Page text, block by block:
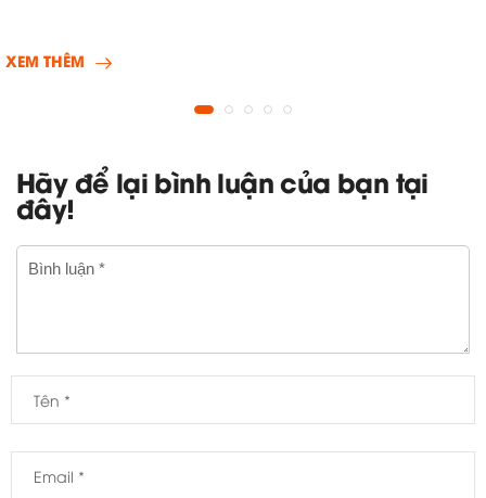
XEM THÊM
Hãy để lại bình luận của bạn tại
đây!